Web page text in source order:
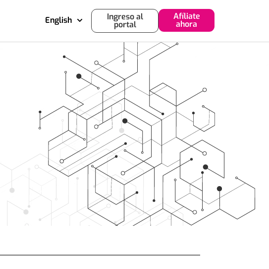
English Ingreso al
portal
Afíliate
ahora